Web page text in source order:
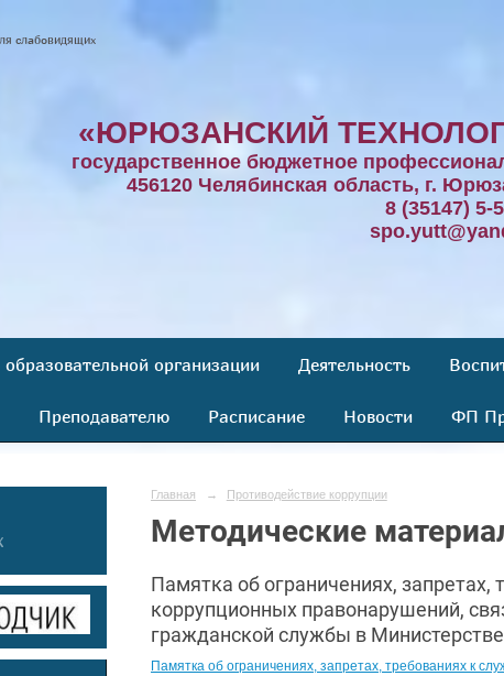
слабовидящих
«ЮРЮЗАНСКИЙ
государственное бюджетное
456120 Челябинская область, г.
8 (35147) 5-
организации Деятельность
Преподавателю Расписание Новости ФП
Главная → Противодействие коррупции
Методические
Памятка об ограничениях,
коррупционных правонарушений,
гражданской службы в
Памятка об ограничениях, запретах, требованиях к